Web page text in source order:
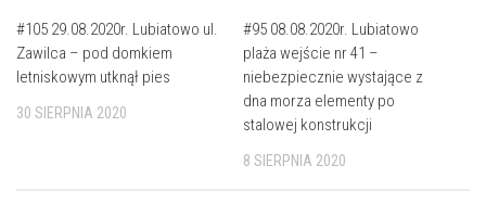
#105 29.08.2020r. Lubiatowo ul.
Zawilca – pod domkiem
letniskowym utknął pies
30 SIERPNIA 2020
#95 08.08.2020r. Lubiatowo
plaża wejście nr 41 –
niebezpiecznie wystające z
dna morza elementy po
stalowej konstrukcji
8 SIERPNIA 2020